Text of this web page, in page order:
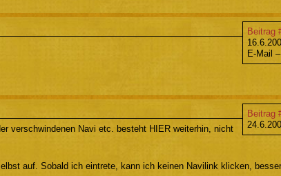
Beitrag
E-Mail –
Beitrag
verschwindenen Navi etc. besteht HIER weiterhin, nicht
auf. Sobald ich eintrete, kann ich keinen Navilink klicken,